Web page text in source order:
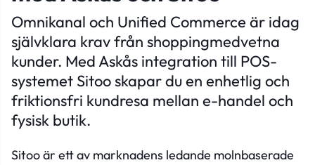
Omnikanal och Unified Commerce är idag
självklara krav från shoppingmedvetna
kunder. Med Askås integration till POS-
systemet Sitoo skapar du en enhetlig och
friktionsfri kundresa mellan e-handel och
fysisk butik.
Sitoo är ett av marknadens ledande molnbaserade